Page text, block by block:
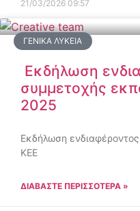
21/03/2026 09:57
ΓΕΝΙΚΆ ΛΎΚΕΙΑ
Εκδήλωση
συμμετοχής
2025
Εκδήλωση
ΚΕΕ
ΔΙΑΒΑΣΤΕ ΠΕΡΙΣΣΟΤΕΡΑ »